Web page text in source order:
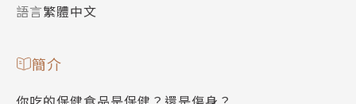
語言繁體中文
簡介